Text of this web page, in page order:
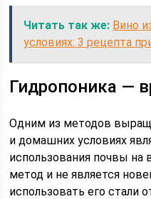
Читать так же: Вино
условиях: 3 рецепта
Гидропоника —
Одним из методов
и домашних условиях
использования почвы на
метод и не является
использовать его стали